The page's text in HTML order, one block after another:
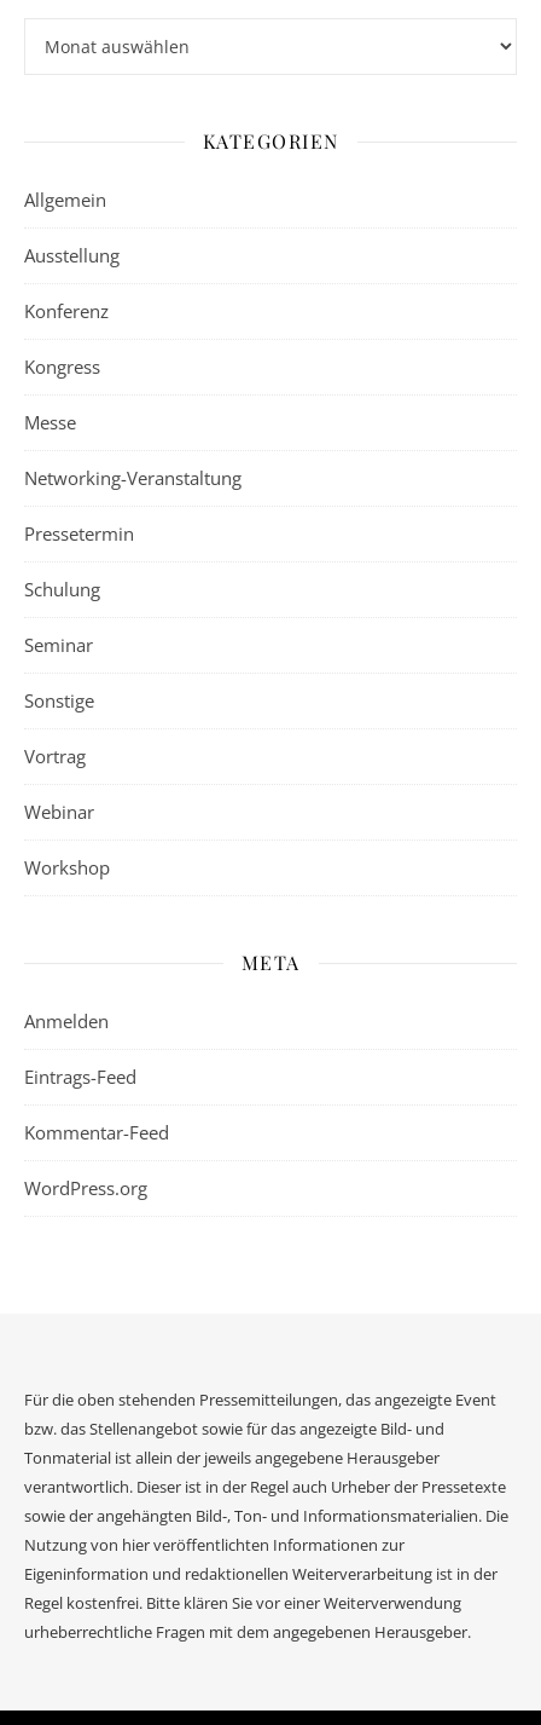
KATEGORIEN
Allgemein
Ausstellung
Konferenz
Kongress
Messe
Networking-Veranstaltung
Pressetermin
Schulung
Seminar
Sonstige
Vortrag
Webinar
Workshop
META
Anmelden
Eintrags-Feed
Kommentar-Feed
WordPress.org
Für die oben stehenden Pressemitteilungen, das angezeigte Event
bzw. das Stellenangebot sowie für das angezeigte Bild- und
Tonmaterial ist allein der jeweils angegebene Herausgeber
verantwortlich. Dieser ist in der Regel auch Urheber der Pressetexte
sowie der angehängten Bild-, Ton- und Informationsmaterialien. Die
Nutzung von hier veröffentlichten Informationen zur
Eigeninformation und redaktionellen Weiterverarbeitung ist in der
Regel kostenfrei. Bitte klären Sie vor einer Weiterverwendung
urheberrechtliche Fragen mit dem angegebenen Herausgeber.